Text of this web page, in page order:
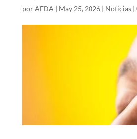
porAFDA | May 25, 2026| Noticias|